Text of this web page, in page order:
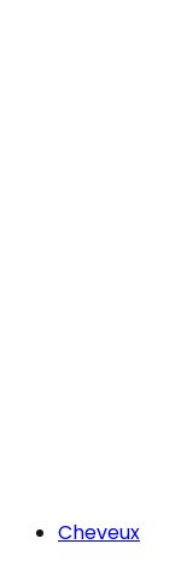
Cheveux